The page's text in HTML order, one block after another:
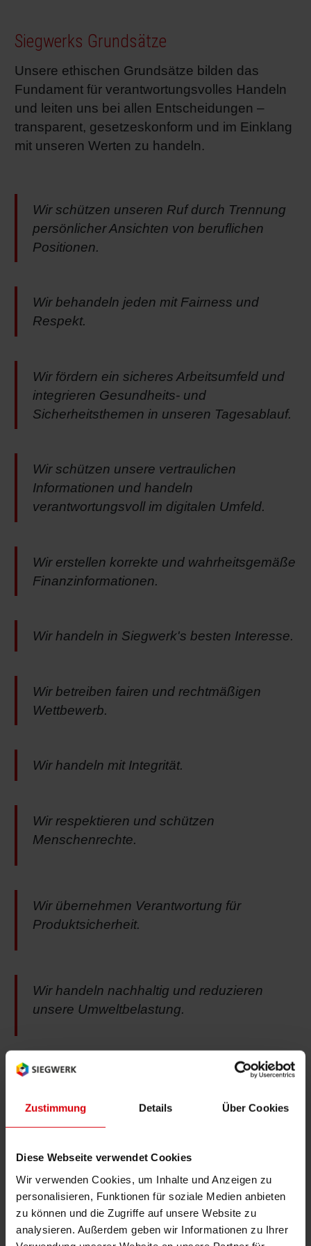
Zustimmung Details Über Cookies
Diese Webseite verwendet Cookies
Wir verwenden Cookies, um Inhalte und Anzeigen zu
personalisieren, Funktionen für soziale Medien anbieten
zu können und die Zugriffe auf unsere Website zu
analysieren. Außerdem geben wir Informationen zu Ihrer
Siegwerks Grundsätze
Unsere ethischen Grundsätze bilden das
Fundament für verantwortungsvolles Handeln
und leiten uns bei allen Entscheidungen –
transparent, gesetzeskonform und im Einklang
mit unseren Werten zu handeln.
Wir schützen unseren Ruf durch Trennung
persönlicher Ansichten von beruflichen
Positionen.
Wir behandeln jeden mit Fairness und
Respekt.
Wir fördern ein sicheres Arbeitsumfeld und
integrieren Gesundheits- und
Sicherheitsthemen in unseren Tagesablauf.
Wir schützen unsere vertraulichen
Informationen und handeln
verantwortungsvoll im digitalen Umfeld.
Wir erstellen korrekte und wahrheitsgemäße
Finanzinformationen.
Wir handeln in Siegwerk's besten Interesse.
Wir betreiben fairen und rechtmäßigen
Wettbewerb.
Wir handeln mit Integrität.
Wir respektieren und schützen
Menschenrechte.
Wir übernehmen Verantwortung für
Produktsicherheit.
Wir handeln nachhaltig und reduzieren
unsere Umweltbelastung.
Hier können Sie das vollständige Dokument
Whistleblowing & Kontakt
Whistleblower-System "Integrity Line"